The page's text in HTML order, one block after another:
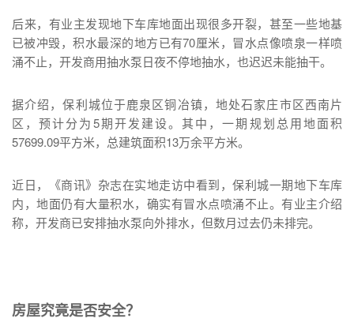
后来，有业主发现地下车库地面出现很多开裂，甚至一些地基
已被冲毁，积水最深的地方已有70厘米，冒水点像喷泉一样喷
涌不止，开发商用抽水泵日夜不停地抽水，也迟迟未能抽干。
据介绍，保利城位于鹿泉区铜冶镇，地处石家庄市区西南片
区，预计分为5期开发建设。其中，一期规划总用地面积
57699.09平方米，总建筑面积13万余平方米。
近日，《商讯》杂志在实地走访中看到，保利城一期地下车库
内，地面仍有大量积水，确实有冒水点喷涌不止。有业主介绍
称，开发商已安排抽水泵向外排水，但数月过去仍未排完。
房屋究竟是否安全？